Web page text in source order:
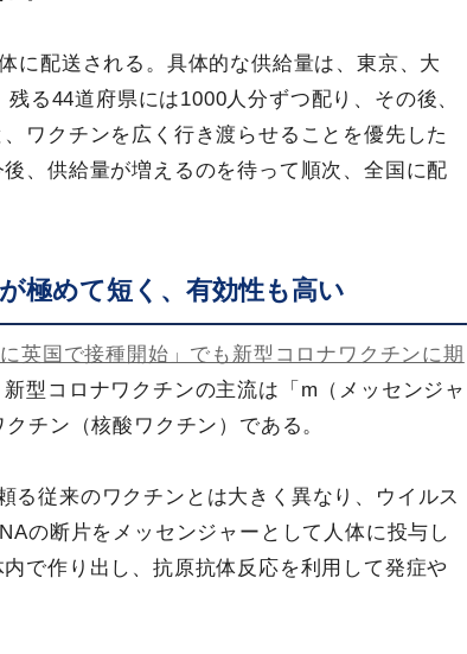
に配送される。具体的な供給量は、東京、大
る44道府県には1000人分ずつ配り、その後、
ワクチンを広く行き渡らせることを優先した
、供給量が増えるのを待って順次、全国に配
極めて短く、有効性も高い
英国で接種開始」でも新型コロナワクチンに期
型コロナワクチンの主流は「m（メッセンジャ
チン（核酸ワクチン）である。
る従来のワクチンとは大きく異なり、ウイルス
の断片をメッセンジャーとして人体に投与し
で作り出し、抗原抗体反応を利用して発症や